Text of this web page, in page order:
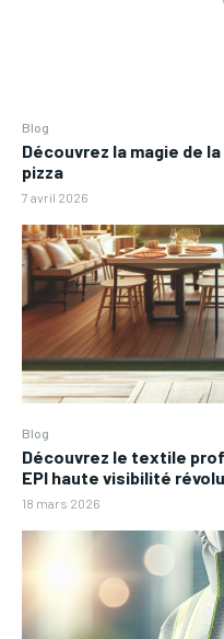
Blog
Découvrez la magie de
pizza
7 avril 2026
Blog
Découvrez le textile
EPI haute visibilité
18 mars 2026